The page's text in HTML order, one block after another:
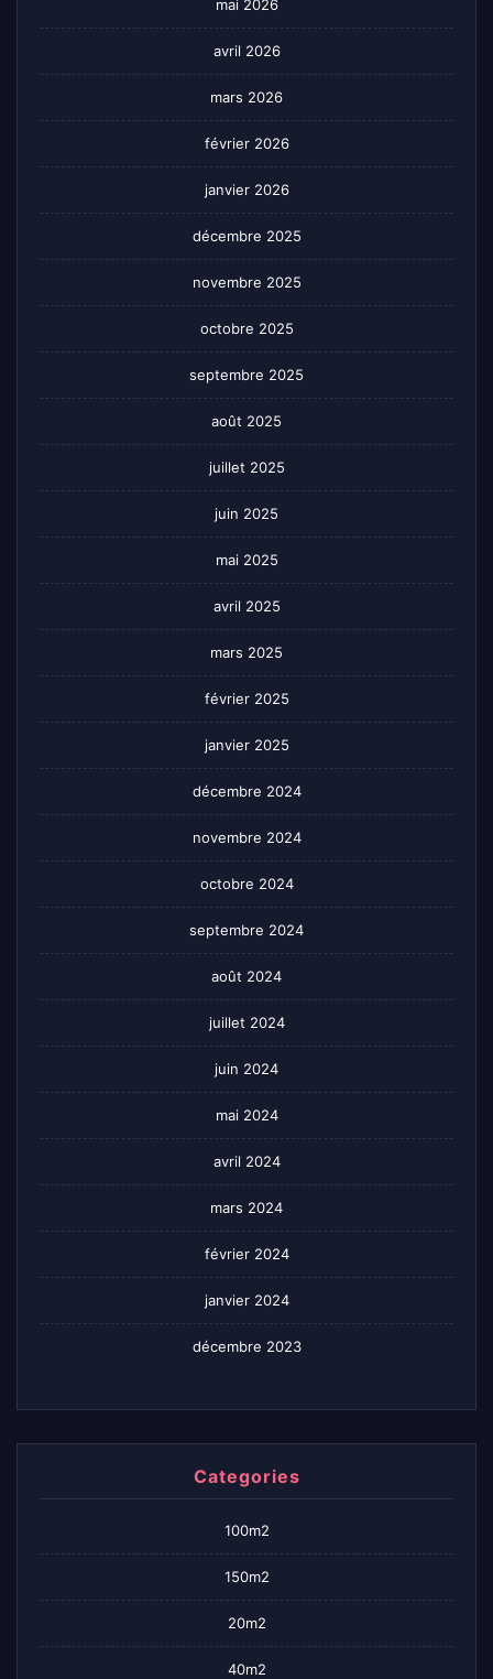
mai 2026
avril 2026
mars 2026
février 2026
janvier 2026
décembre 2025
novembre 2025
octobre 2025
septembre 2025
août 2025
juillet 2025
juin 2025
mai 2025
avril 2025
mars 2025
février 2025
janvier 2025
décembre 2024
novembre 2024
octobre 2024
septembre 2024
août 2024
juillet 2024
juin 2024
mai 2024
avril 2024
mars 2024
février 2024
janvier 2024
décembre 2023
Categories
100m2
150m2
20m2
40m2